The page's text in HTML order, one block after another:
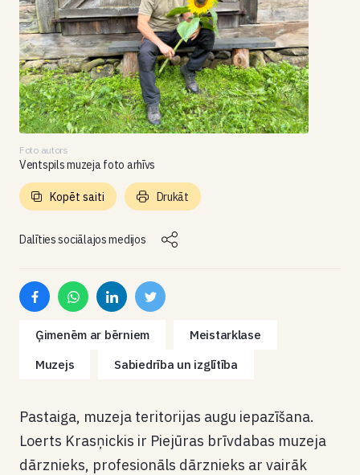
Foto autors
Ventspils muzeja foto arhīvs
Dalīties sociālajos medijos
Kopēt saiti Drukāt
Ģimenēm ar bērniem
Meistarklase
Muzejs
Sabiedrība un izglītība
Pastaiga, muzeja teritorijas augu iepazīšana.
Loerts Krasņickis ir Piejūras brīvdabas muzeja
dārznieks, profesionāls dārznieks ar vairāk